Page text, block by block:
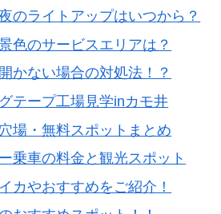
のライトアップはいつから？
色のサービスエリアは？
かない場合の対処法！？
テープ工場見学inカモ井
場・無料スポットまとめ
乗車の料金と観光スポット
カやおすすめをご紹介！